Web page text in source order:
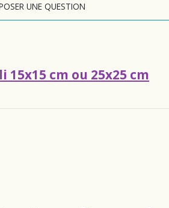
UNE QUESTION
15x15 cm ou 25x25 cm